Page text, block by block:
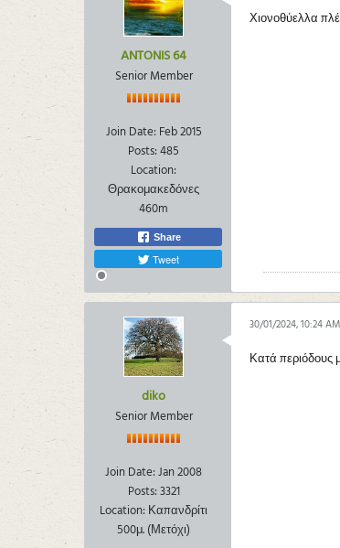
ANTONIS 64
Senior Member
Join Date: Feb 2015
Posts:485
Location:
Θρακομακεδόνες
460m
Share
Tweet
Χιονοθύελλα
diko
Senior Member
Join Date:Jan 2008
Posts:3321
Location: Καπανδρίτι
500μ. (Μετόχι)
30/01/2024, 10:24 AM
Κατά περιόδους